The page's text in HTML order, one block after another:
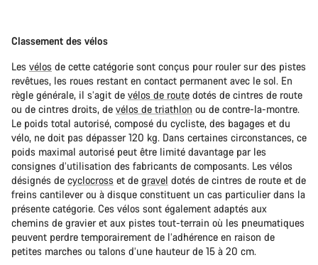
Classement des vélos
Les vélos de cette catégorie sont conçus pour rouler sur des pistes
revêtues, les roues restant en contact permanent avec le sol. En
règle générale, il s’agit de vélos de route dotés de cintres de route
ou de cintres droits, de vélos de triathlon ou de contre-la-montre.
Le poids total autorisé, composé du cycliste, des bagages et du
vélo, ne doit pas dépasser 120 kg. Dans certaines circonstances, ce
poids maximal autorisé peut être limité davantage par les
consignes d’utilisation des fabricants de composants. Les vélos
désignés de cyclocross et de gravel dotés de cintres de route et de
freins cantilever ou à disque constituent un cas particulier dans la
présente catégorie. Ces vélos sont également adaptés aux
chemins de gravier et aux pistes tout-terrain où les pneumatiques
peuvent perdre temporairement de l’adhérence en raison de
petites marches ou talons d’une hauteur de 15 à 20 cm.